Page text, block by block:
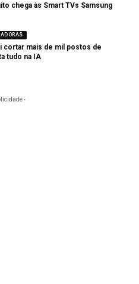
chega às Smart TVs Samsung
cortar mais de mil postos de
tudo na IA
-